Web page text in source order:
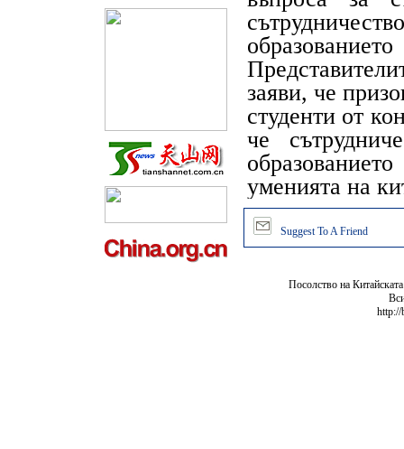
заяви, че
студенти от
че
уменията на
Suggest To A Friend
Посолство на
http://